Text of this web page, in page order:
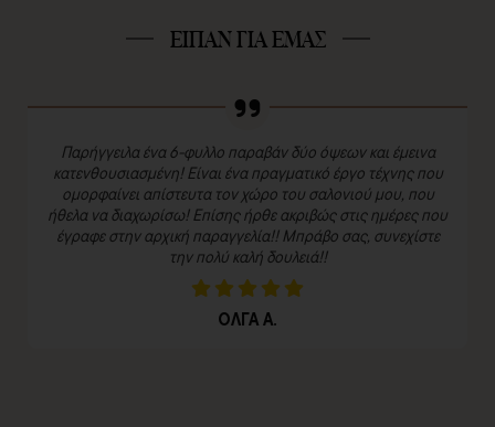
ΕΙΠΑΝ ΓΙΑ ΕΜΑΣ
Παρήγγειλα ένα 6-φυλλο παραβάν δύο όψεων και έμεινα
κατενθουσιασμένη! Είναι ένα πραγματικό έργο τέχνης που
ομορφαίνει απίστευτα τον χώρο του σαλονιού μου, που
ήθελα να διαχωρίσω! Επίσης ήρθε ακριβώς στις ημέρες που
έγραφε στην αρχική παραγγελία!! Μπράβο σας, συνεχίστε
την πολύ καλή δουλειά!!
ΟΛΓΑ Α.